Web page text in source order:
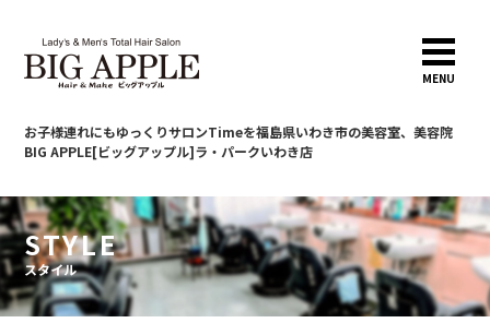
お子様連れにもゆっくりサロンTimeを福島県いわき市の美容室、美容院
BIG APPLE[ビッグアップル]ラ・パークいわき店
MENU
STYLE
スタイル